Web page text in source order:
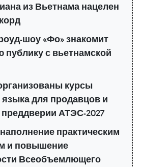
из Вьетнама нацелен
шоу «Фо» знакомит
публику с вьетнамской
курсы
языка для продавцов и
АТЭС-2027
практическим
и повышение
Всеобъемлющего